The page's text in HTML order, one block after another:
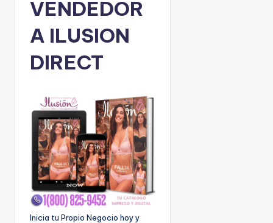
VENDEDOR
A ILUSION
DIRECT
Inicia tu Propio Negocio hoy y